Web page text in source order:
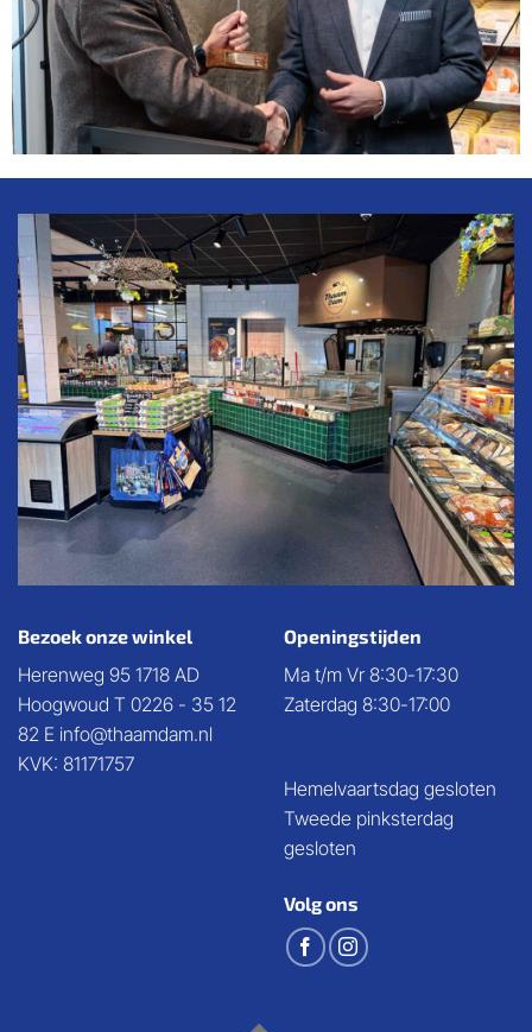
Bezoek onze winkel
Herenweg 95 1718 AD
Hoogwoud T 0226 - 35 12
82 E info@thaamdam.nl
KVK: 81171757
Openingstijden
Ma t/m Vr 8:30-17:30
Zaterdag 8:30-17:00
Hemelvaartsdag gesloten
Tweede pinksterdag
gesloten
Volg ons